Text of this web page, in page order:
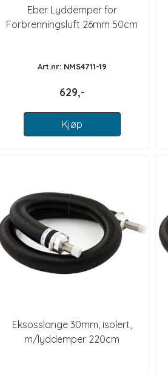
Eber Lyddemper for
Forbrenningsluft 26mm 50cm
Art.nr: NMS4711-19
629,-
Kjøp
Eksosslange 30mm, isolert,
m/lyddemper 220cm